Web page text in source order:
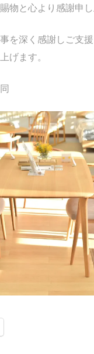
物と心より感謝申し
を深く感謝しご支
げます。